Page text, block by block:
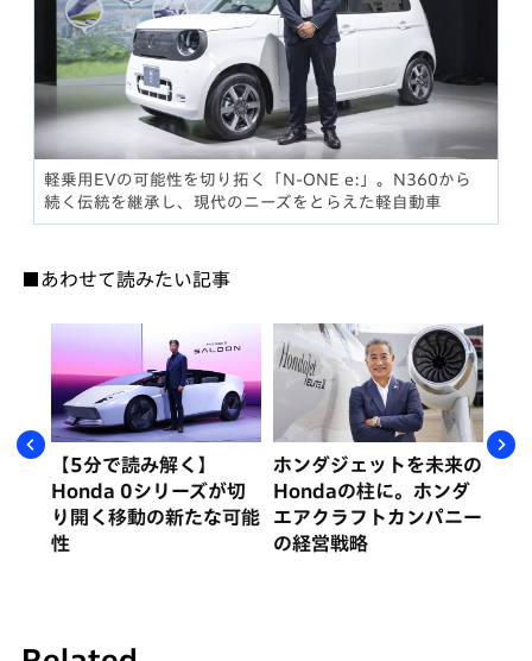
軽乗用EVの可能性を切り拓く「N-ONE e:」。N360から
続く伝統を継承し、現代のニーズをとらえた軽自動車
■あわせて読みたい記事
む
【5分で読み解く】
Honda 0シリーズが切
り開く移動の新たな可能
性
ホンダジェットを未来の
Hondaの柱に。ホンダ
エアクラフトカンパニー
の経営戦略
な